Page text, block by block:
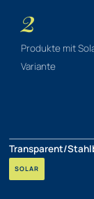
2
Produkte mit
Variante
Transparent/
SOLAR